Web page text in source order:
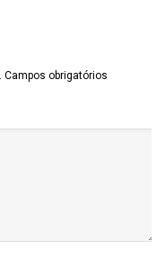
Campos obrigatórios